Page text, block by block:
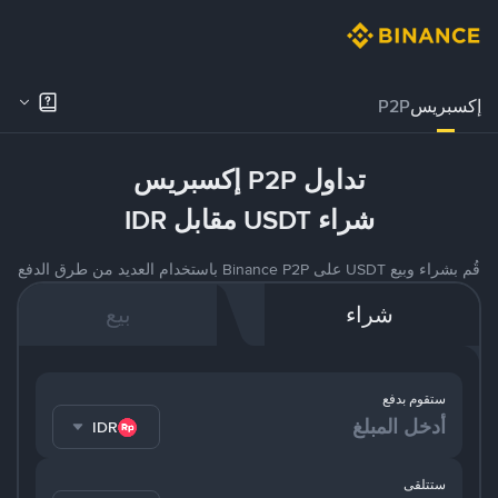
إكسبريسP2P
تداول P2P إكسبريس
شراء USDT مقابل IDR
قُم بشراء وبيع USDT على Binance P2P باستخدام العديد من طرق الدفع
شراء بيع
ستقوم بدفع
IDR
ستتلقى